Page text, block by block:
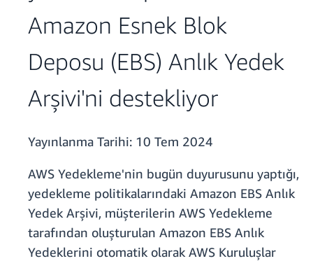
Amazon Esnek Blok
Deposu (EBS) Anlık Yedek
Arşivi'ni destekliyor
Yayınlanma Tarihi: 10 Tem 2024
AWS Yedekleme'nin bugün duyurusunu yaptığı,
yedekleme politikalarındaki Amazon EBS Anlık
Yedek Arşivi, müşterilerin AWS Yedekleme
tarafından oluşturulan Amazon EBS Anlık
Yedeklerini otomatik olarak AWS Kuruluşlar